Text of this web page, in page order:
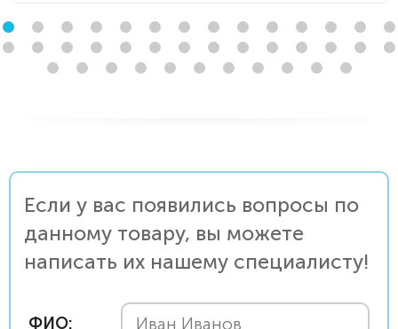
Если у вас появились вопросы по
данному товару, вы можете
написать их нашему специалисту!
ФИО: